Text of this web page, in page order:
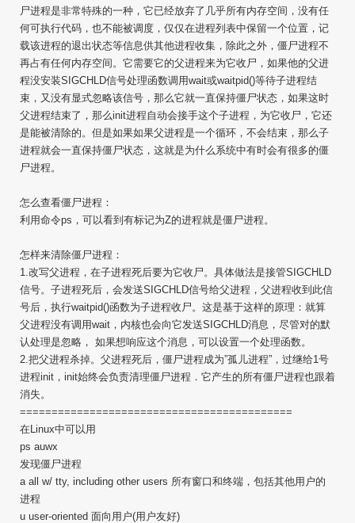
尸进程是非常特殊的一种，它已经放弃了几乎所有内存空间，没有任
何可执行代码，也不能被调度，仅仅在进程列表中保留一个位置，记
载该进程的退出状态等信息供其他进程收集，除此之外，僵尸进程不
再占有任何内存空间。它需要它的父进程来为它收尸，如果他的父进
程没安装SIGCHLD信号处理函数调用wait或waitpid()等待子进程结
束，又没有显式忽略该信号，那么它就一直保持僵尸状态，如果这时
父进程结束了，那么init进程自动会接手这个子进程，为它收尸，它还
是能被清除的。但是如果如果父进程是一个循环，不会结束，那么子
进程就会一直保持僵尸状态，这就是为什么系统中有时会有很多的僵
尸进程。
怎么查看僵尸进程：
利用命令ps，可以看到有标记为Z的进程就是僵尸进程。
怎样来清除僵尸进程：
1.改写父进程，在子进程死后要为它收尸。具体做法是接管SIGCHLD
信号。子进程死后，会发送SIGCHLD信号给父进程，父进程收到此信
号后，执行waitpid()函数为子进程收尸。这是基于这样的原理：就算
父进程没有调用wait，内核也会向它发送SIGCHLD消息，尽管对的默
认处理是忽略， 如果想响应这个消息，可以设置一个处理函数。
2.把父进程杀掉。父进程死后，僵尸进程成为”孤儿进程”，过继给1号
进程init，init始终会负责清理僵尸进程．它产生的所有僵尸进程也跟着
消失。
===========================================
在Linux中可以用
ps auwx
发现僵尸进程
a all w/ tty, including other users 所有窗口和终端，包括其他用户的
进程
u user-oriented 面向用户(用户友好)